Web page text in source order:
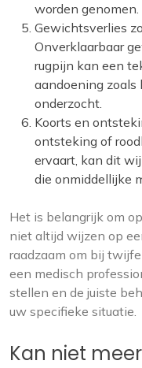
worden genomen.
Gewichtsverlies
Onverklaarbaar
rugpijn kan een
aandoening zoals
onderzocht.
Koorts en
ontsteking of
ervaart, kan dit
die onmiddellijke
Het is belangrijk om
niet altijd wijzen op
raadzaam om bij
een medisch
stellen en de juiste
uw specifieke situatie.
Kan niet